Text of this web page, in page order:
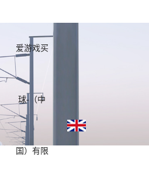
爱游戏买
球-（中
国）有限